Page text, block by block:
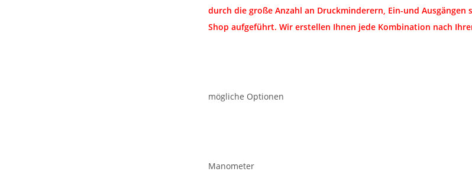
durch die große Anzahl an Druckminderern, Ein-und
Shop aufgeführt. Wir erstellen Ihnen jede Kombination nach
mögliche Optionen
Manometer